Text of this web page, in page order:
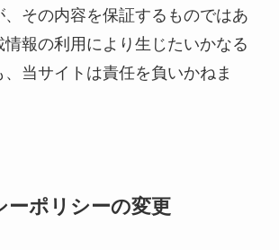
、その内容を保証するものではあ
情報の利用により生じたいかなる
当サイトは責任を負いかねま
ーポリシーの変更